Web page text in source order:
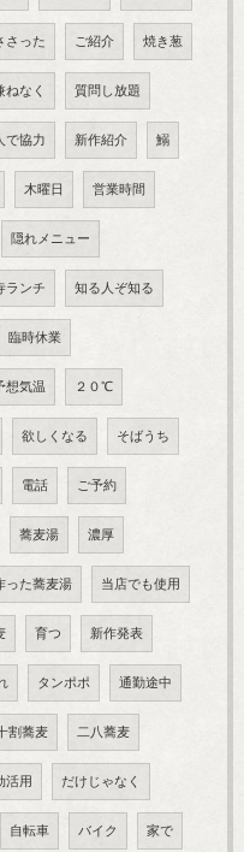
さった ご紹介 焼き葱
ねなく 質問し放題
で協力 新作紹介 鰯
木曜日 営業時間
隠れメニュー
ランチ 知る人ぞ知る
臨時休業
想気温 ２０℃
欲しくなる そばうち
電話 ご予約
蕎麦湯 濃厚
った蕎麦湯 当店でも使用
育つ 新作発表
タンポポ 通勤途中
割蕎麦 二八蕎麦
活用 だけじゃなく
自転車 バイク 家で